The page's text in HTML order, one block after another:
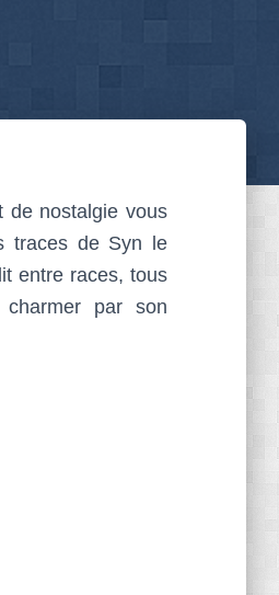
de nostalgie vous
traces de Syn le
entre races, tous
par son